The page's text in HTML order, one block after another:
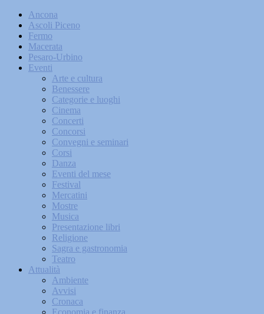
Ancona
Ascoli Piceno
Fermo
Macerata
Pesaro-Urbino
Eventi
Arte e cultura
Benessere
Categorie e luoghi
Cinema
Concerti
Concorsi
Convegni e seminari
Corsi
Danza
Eventi del mese
Festival
Mercatini
Mostre
Musica
Presentazione libri
Religione
Sagra e gastronomia
Teatro
Attualità
Ambiente
Avvisi
Cronaca
Economia e finanza